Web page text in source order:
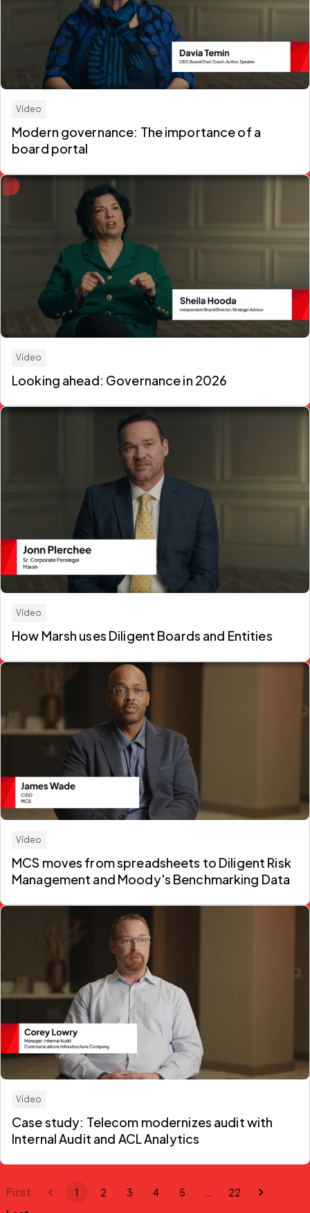
Vídeo
Modern governance: The importance of a
board portal
Vídeo
Looking ahead: Governance in 2026
Vídeo
How Marsh uses Diligent Boards and Entities
Vídeo
MCS moves from spreadsheets to Diligent Risk
Management and Moody's Benchmarking Data
Vídeo
Case study: Telecom modernizes audit with
Internal Audit and ACL Analytics
First 1 2 3 4 5 22